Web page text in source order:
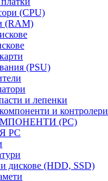
(CPU)
(RAM)
(PSU)
и лепенки
и контролери
(PC)
PC
дискове (HDD, SSD)